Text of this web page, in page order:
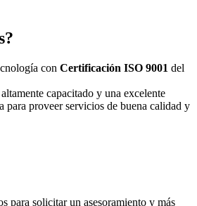
con Certificación ISO 9001 del
capacitado y una excelente
para proveer servicios de buena calidad y
para solicitar un asesoramiento y más